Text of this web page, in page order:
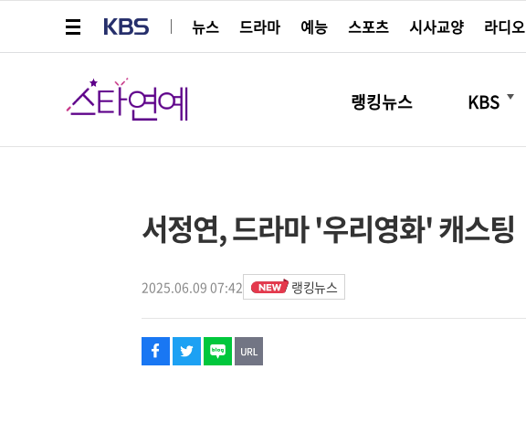
뉴스
드라마 예능 스포츠 시사교양 라디오
스타연예
랭킹뉴스 KBS
더보기
서정연, 드라마 '우리영화' 캐스팅
2025.06.09 07:42 랭킹뉴스
페이스북
트위터
네이버
URL복사
글씨 작게보기
글씨 크게보기
해시태그
스타박스